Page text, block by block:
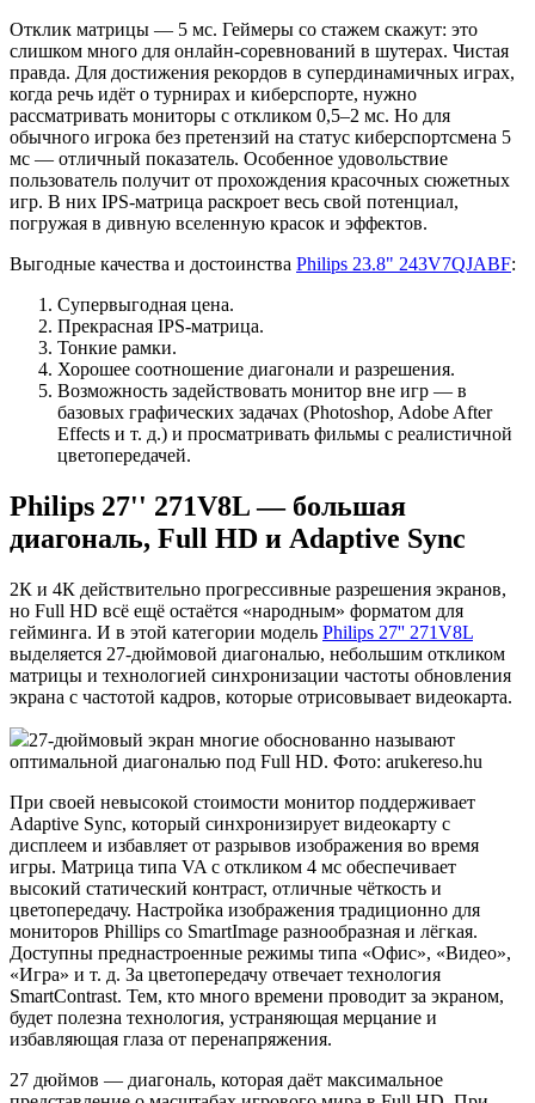
Отклик матрицы — 5 мс. Геймеры со стажем скажут: это
слишком много для онлайн-соревнований в шутерах. Чистая
правда. Для достижения рекордов в супердинамичных играх,
когда речь идёт о турнирах и киберспорте, нужно
рассматривать мониторы с откликом 0,5–2 мс. Но для
обычного игрока без претензий на статус киберспортсмена 5
мс — отличный показатель. Особенное удовольствие
пользователь получит от прохождения красочных сюжетных
игр. В них IPS-матрица раскроет весь свой потенциал,
погружая в дивную вселенную красок и эффектов.
Выгодные качества и достоинства Philips 23.8" 243V7QJABF:
Супервыгодная цена.
Прекрасная IPS-матрица.
Тонкие рамки.
Хорошее соотношение диагонали и разрешения.
Возможность задействовать монитор вне игр — в
базовых графических задачах (Photoshop, Adobe After
Effects и т. д.) и просматривать фильмы с реалистичной
цветопередачей.
Philips 27'' 271V8L — большая
диагональ, Full HD и Adaptive Sync
2К и 4К действительно прогрессивные разрешения экранов,
но Full HD всё ещё остаётся «народным» форматом для
гейминга. И в этой категории модель Philips 27'' 271V8L
выделяется 27-дюймовой диагональю, небольшим откликом
матрицы и технологией синхронизации частоты обновления
экрана с частотой кадров, которые отрисовывает видеокарта.
27-дюймовый экран многие обоснованно называют
оптимальной диагональю под Full HD. Фото: arukereso.hu
При своей невысокой стоимости монитор поддерживает
Adaptive Sync, который синхронизирует видеокарту с
дисплеем и избавляет от разрывов изображения во время
игры. Матрица типа VA с откликом 4 мс обеспечивает
высокий статический контраст, отличные чёткость и
цветопередачу. Настройка изображения традиционно для
мониторов Phillips со SmartImage разнообразная и лёгкая.
Доступны преднастроенные режимы типа «Офис», «Видео»,
«Игра» и т. д. За цветопередачу отвечает технология
SmartContrast. Тем, кто много времени проводит за экраном,
будет полезна технология, устраняющая мерцание и
избавляющая глаза от перенапряжения.
27 дюймов — диагональ, которая даёт максимальное